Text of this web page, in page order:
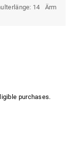
14 Ärm
purchases.